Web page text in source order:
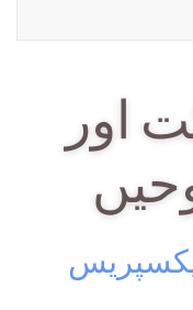
اور